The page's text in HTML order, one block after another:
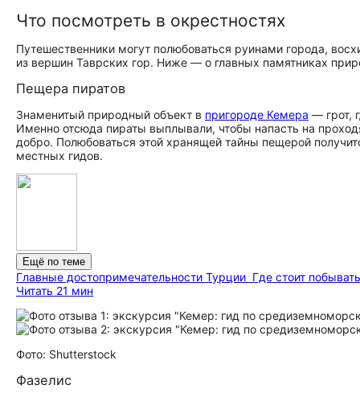
Что посмотреть в окрестностях
Путешественники могут полюбоваться руинами города,
из вершин Таврских гор. Ниже — о главных памятниках
Пещера пиратов
Знаменитый природный объект в пригороде Кемера — грот,
Именно отсюда пираты выплывали, чтобы напасть на
добро. Полюбоваться этой хранящей тайны пещерой
местных гидов.
Ещё по теме
Главные до­сто­при­ме­ча­тель­но­сти Турции Где стоит
Читать 21 мин
Фото: Shutterstock
Фазелис